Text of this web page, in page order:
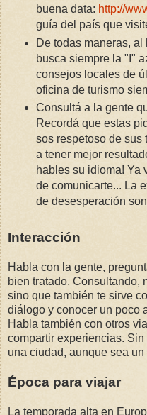
buena data: http://
guía del país que
De todas maneras,
busca siempre la "I"
consejos locales de
oficina de turismo
Consultá a la gente
Recordá que estas
sos respetoso de sus
a tener mejor
hables su idioma! Ya
de comunicarte... La
de desesperación
Interacción
Habla con la gente,
bien tratado. Consultando,
sino que también te sirve
diálogo y conocer un poco
Habla también con otros
compartir experiencias.
una ciudad, aunque sea
Época para viajar
La temporada alta en